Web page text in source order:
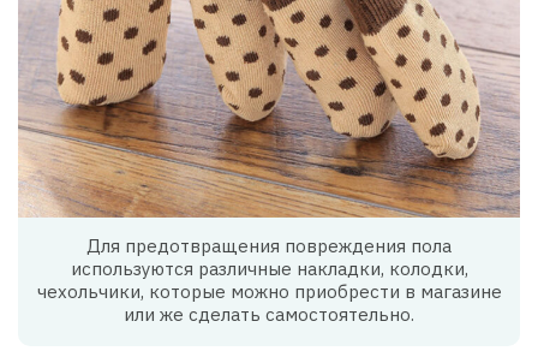
Для предотвращения повреждения пола
используются различные накладки, колодки,
чехольчики, которые можно приобрести в магазине
или же сделать самостоятельно.